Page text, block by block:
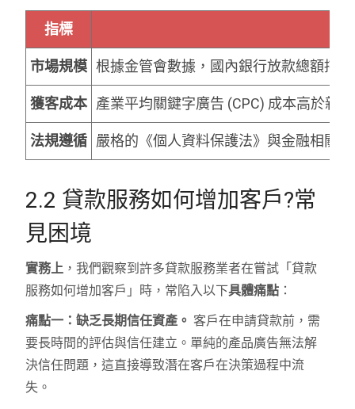
指標
市場規模 根據金管會數據，國內銀行放款總額持
獲客成本 產業平均關鍵字廣告 (CPC) 成本高於新
法規遵循 嚴格的《個人資料保護法》與金融相關
2.2 貸款服務如何增加客戶?常
見困境
實務上 ，我們觀察到許多貸款服務業者在嘗試「貸款
服務如何增加客戶」時，常陷入以下具體痛點 ：
痛點一：缺乏長期信任資產。 客戶在申請貸款前，需
要長時間的評估與信任建立。單純的產品廣告無法解
決信任問題，這直接導致潛在客戶在決策過程中流
失。